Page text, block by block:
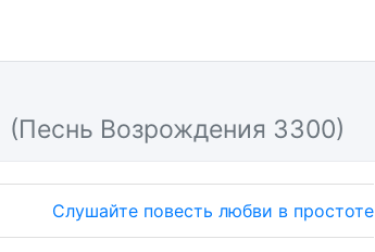
(Песнь Возрождения 3300)
Слушайте повесть любви в простоте